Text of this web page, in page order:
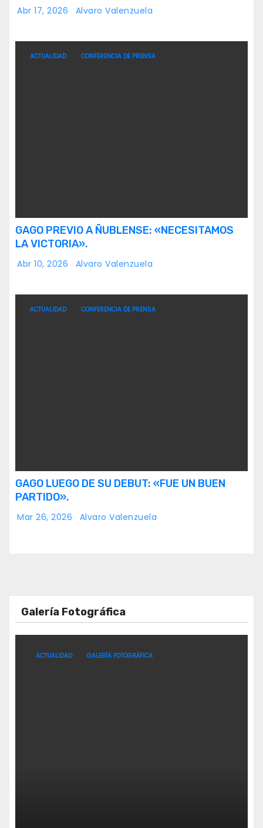
Abr 17, 2026 Alvaro Valenzuela
ACTUALIDAD CONFERENCIA DE PRENSA
GAGO PREVIO A ÑUBLENSE: «NECESITAMOS
LA VICTORIA».
Abr 10, 2026 Alvaro Valenzuela
ACTUALIDAD CONFERENCIA DE PRENSA
GAGO LUEGO DE SU DEBUT: «FUE UN BUEN
PARTIDO».
Mar 26, 2026 Alvaro Valenzuela
Galería Fotográfica
ACTUALIDAD GALERÍA FOTOGRÁFICA